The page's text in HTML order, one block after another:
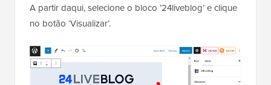
A partir daqui, selecione o bloco ’24liveblog’ e clique
no botão ‘Visualizar’.